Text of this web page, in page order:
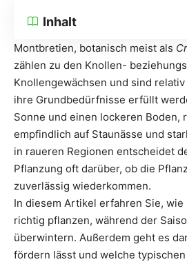
Inhalt
Montbretien, botanisch meist als
zählen zu den Knollen-
Knollengewächsen und sind
ihre Grundbedürfnisse erfüllt
Sonne und einen lockeren Boden,
empfindlich auf Staunässe und
in raueren Regionen entscheidet
Pflanzung oft darüber, ob die
zuverlässig wiederkommen.
In diesem Artikel erfahren Sie,
richtig pflanzen, während der
überwintern. Außerdem geht es
fördern lässt und welche typischen